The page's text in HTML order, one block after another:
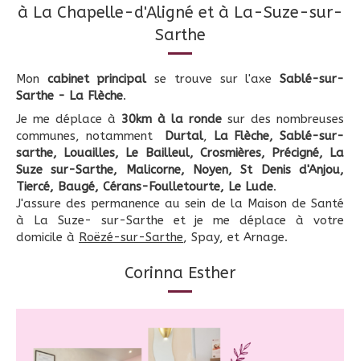
à La Chapelle-d'Aligné et à La-Suze-sur-
Sarthe
Mon cabinet principalse trouve sur l'axeSablé-sur-
Sarthe - La Flèche.
Je me déplace à 30km à la ronde sur des nombreuses
communes, notamment Durtal,
La Flèche, Sablé-sur-
sarthe, Louailles, Le Bailleul, Crosmières, Précigné, La
Suze sur-Sarthe, Malicorne, Noyen, St Denis d'Anjou,
Tiercé, Baugé, Cérans-Foulletourte, Le Lude.
J'assure des permanence au sein de la Maison de Santé
à La Suze- sur-Sarthe et je me déplace à votre
domicile à Roëzé-sur-Sarthe, Spay, et Arnage.
Corinna Esther